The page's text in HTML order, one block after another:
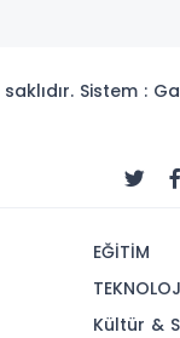
Sistem :
EĞİTİM
Kültür &